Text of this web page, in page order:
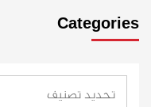
Categories